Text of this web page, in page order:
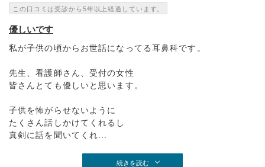
この口コミは受診から5年以上経過しています。
優しいです
私が子供の頃からお世話になってる耳鼻科です。
先生、看護師さん、受付の女性
皆さんとても優しいと思います。
子供を怖がらせないように
たくさん話しかけてくれるし
真剣に話を聞いてくれ...
続きを読む